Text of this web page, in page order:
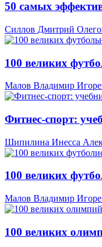
50 самых
Силлов Дмитрий
100 великих
Малов Владимир
Фитнес-спорт:
Шипилина Инесса
100 великих
Малов Владимир
100 великих